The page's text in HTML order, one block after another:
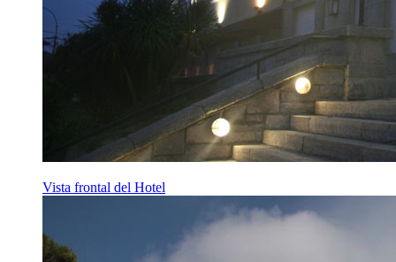
Vista frontal del Hotel